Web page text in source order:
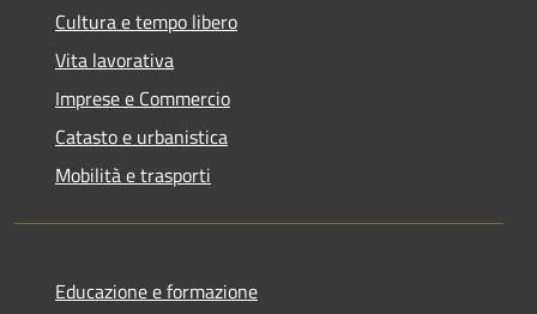
Cultura e tempo libero
Vita lavorativa
Imprese e Commercio
Catasto e urbanistica
Mobilità e trasporti
Educazione e formazione